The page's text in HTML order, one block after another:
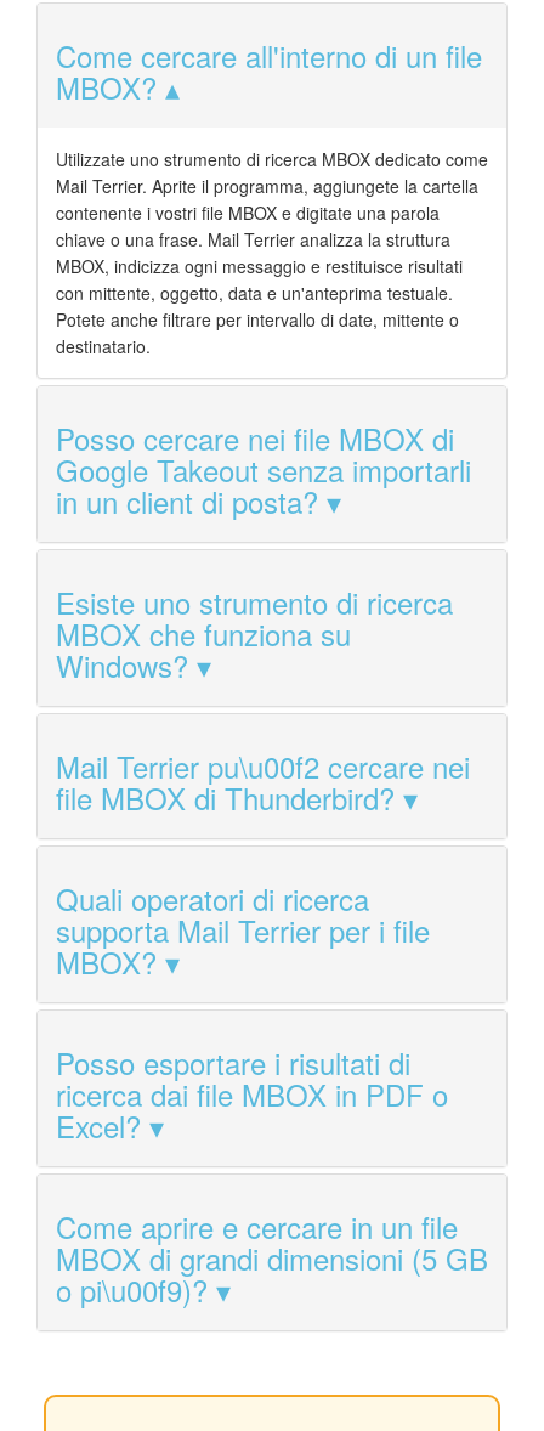
Come cercare all'interno di un file
MBOX?
Utilizzate uno strumento di ricerca MBOX dedicato come
Mail Terrier. Aprite il programma, aggiungete la cartella
contenente i vostri file MBOX e digitate una parola
chiave o una frase. Mail Terrier analizza la struttura
MBOX, indicizza ogni messaggio e restituisce risultati
con mittente, oggetto, data e un'anteprima testuale.
Potete anche filtrare per intervallo di date, mittente o
destinatario.
Posso cercare nei file MBOX di
Google Takeout senza importarli
in un client di posta?
Esiste uno strumento di ricerca
MBOX che funziona su
Windows?
Mail Terrier pu\u00f2 cercare nei
file MBOX di Thunderbird?
Quali operatori di ricerca
supporta Mail Terrier per i file
MBOX?
Posso esportare i risultati di
ricerca dai file MBOX in PDF o
Excel?
Come aprire e cercare in un file
MBOX di grandi dimensioni (5 GB
o pi\u00f9)?